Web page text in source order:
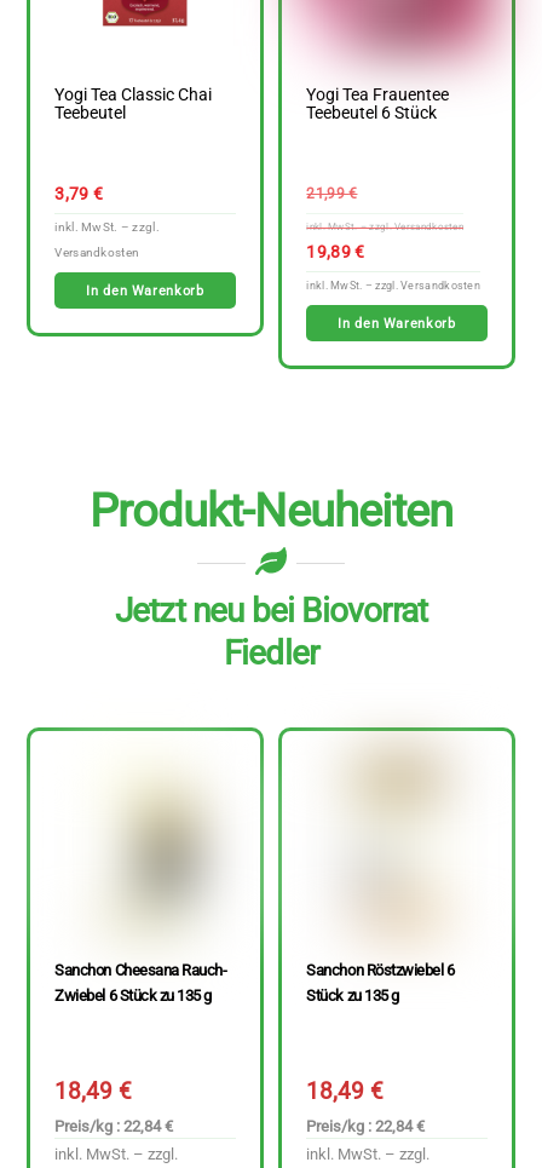
Yogi Tea Classic Chai
Teebeutel
3,79 €
In den Warenkorb
Yogi Tea Frauentee
Teebeutel 6 Stück
21,99€
21,99 €
19,89€
Preis
ist:
In den Warenkorb
Produkt-Neuheiten
Jetzt neu bei Biovorrat
Fiedler
Sanchon Cheesana Rauch-
Zwiebel 6 Stück zu 135 g
18,49€
Preis/kg : 22,84 €
inkl. MwSt. – zzgl.
Sanchon Röstzwiebel 6
Stück zu 135 g
18,49€
Preis/kg : 22,84 €
inkl. MwSt. – zzgl.